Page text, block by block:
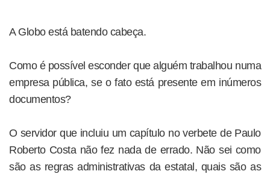
A Globo está batendo cabeça.
Como é possível esconder que alguém trabalhou numa
empresa pública, se o fato está presente em inúmeros
documentos?
O servidor que incluiu um capítulo no verbete de Paulo
Roberto Costa não fez nada de errado. Não sei como
são as regras administrativas da estatal, quais são as